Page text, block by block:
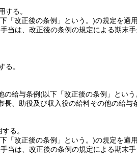
する。
「改正後の条例」という。)の規定を適
は、改正後の条例の規定による期末手
る。
の給与条例(以下「改正後の条例」という
、助役及び収入役の給料その他の給
る。
「改正後の条例」という。)の規定を適
は、改正後の条例の規定による期末手